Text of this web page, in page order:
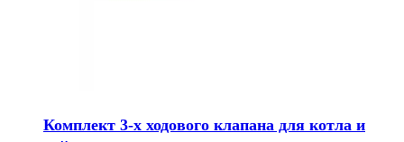
Комплект 3-х ходового клапана для котла и